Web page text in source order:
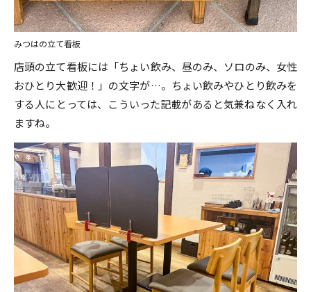
みつはの立て看板
店頭の立て看板には「ちょい飲み、昼のみ、ソロのみ、女性
おひとり大歓迎！」の文字が…。ちょい飲みやひとり飲みを
する人にとっては、こういった記載があると気兼ねなく入れ
ますね。